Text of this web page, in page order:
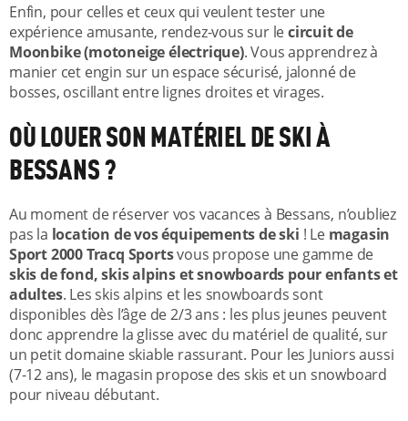
Enfin, pour celles et ceux qui veulent tester une
expérience amusante, rendez-vous sur lecircuit de
Moonbike (motoneige électrique). Vous apprendrez à
manier cet engin sur un espace sécurisé, jalonné de
bosses, oscillant entre lignes droites et virages.
OÙ LOUER SON MATÉRIEL DE SKI À
BESSANS ?
Au moment de réserver vos vacances à Bessans, n’oubliez
pas la location de vos équipements de ski ! Le magasin
Sport 2000 Tracq Sportsvous propose une gamme de
skis de fond, skis alpins et snowboards pour enfants et
adultes. Les skis alpins et les snowboards sont
disponibles dès l’âge de 2/3 ans : les plus jeunes peuvent
donc apprendre la glisse avec du matériel de qualité, sur
un petit domaine skiable rassurant. Pour les Juniors aussi
(7-12 ans), le magasin propose des skis et un snowboard
pour niveau débutant.